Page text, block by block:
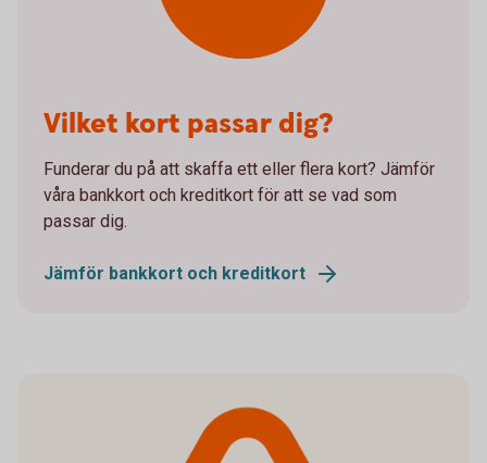
Vilket kort passar dig?
Funderar du på att skaffa ett eller flera kort? Jämför
våra bankkort och kreditkort för att se vad som
passar dig.
Jämför bankkort och kreditkort